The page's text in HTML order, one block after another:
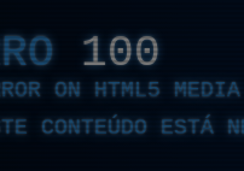
100
ON HTML5
CONTEÚDO ESTÁ